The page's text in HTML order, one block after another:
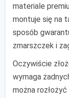
materiale
montuje się na
sposób
zmarszczek i
Oczywiście
wymaga
można